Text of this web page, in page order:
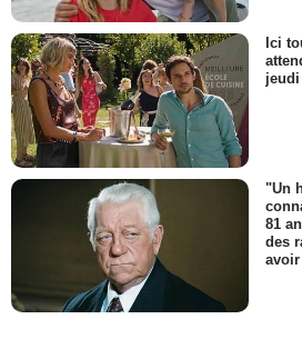
Ici
jeudi
"Un
81
des